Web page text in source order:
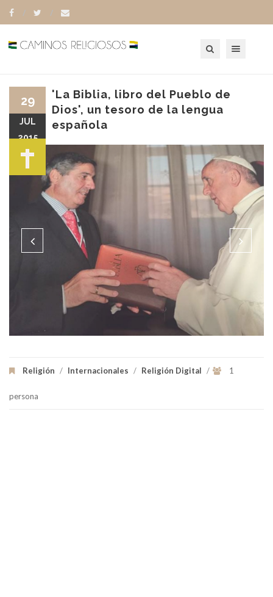
'La Biblia, libro del Pueblo de
Dios', un tesoro de la lengua
española
Religión / Internacionales / Religión Digital / 1
persona
29
JUL
2015